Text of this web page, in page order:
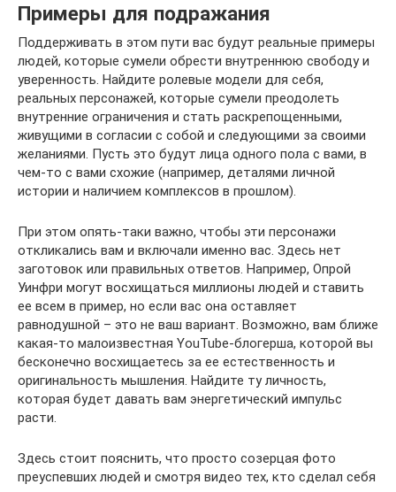
Примеры для подражания
Поддерживать в этом пути вас будут реальные примеры
людей, которые сумели обрести внутреннюю свободу и
уверенность. Найдите ролевые модели для себя,
реальных персонажей, которые сумели преодолеть
внутренние ограничения и стать раскрепощенными,
живущими в согласии с собой и следующими за своими
желаниями. Пусть это будут лица одного пола с вами, в
чем-то с вами схожие (например, деталями личной
истории и наличием комплексов в прошлом).
При этом опять-таки важно, чтобы эти персонажи
откликались вам и включали именно вас. Здесь нет
заготовок или правильных ответов. Например, Опрой
Уинфри могут восхищаться миллионы людей и ставить
ее всем в пример, но если вас она оставляет
равнодушной – это не ваш вариант. Возможно, вам ближе
какая-то малоизвестная YouTube-блогерша, которой вы
бесконечно восхищаетесь за ее естественность и
оригинальность мышления. Найдите ту личность,
которая будет давать вам энергетический импульс
расти.
Здесь стоит пояснить, что просто созерцая фото
преуспевших людей и смотря видео тех, кто сделал себя